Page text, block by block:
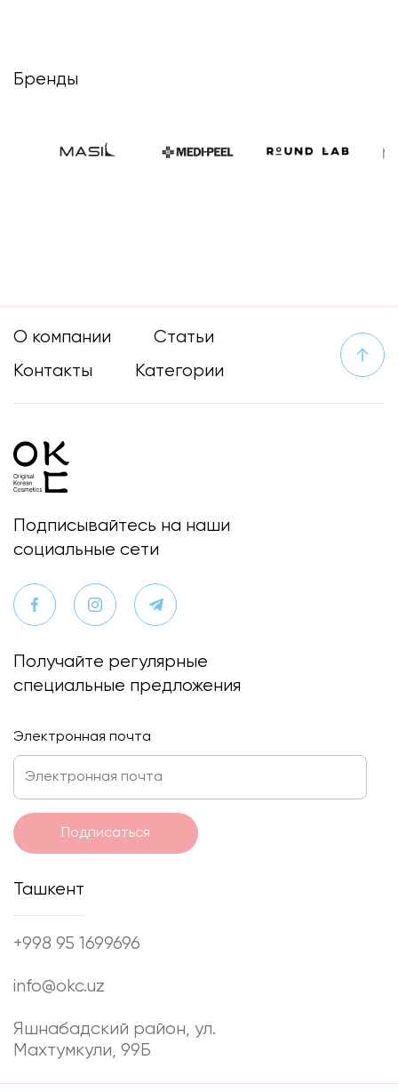
Бренды
О компании
Статьи
Контакты
Категории
Подписывайтесь на наши
социальные сети
Получайте регулярные
специальные предложения
Электронная почта
Подписаться
Ташкент
+998 95 1699696
info@okc.uz
Яшнабадский район, ул.
Махтумкули, 99Б